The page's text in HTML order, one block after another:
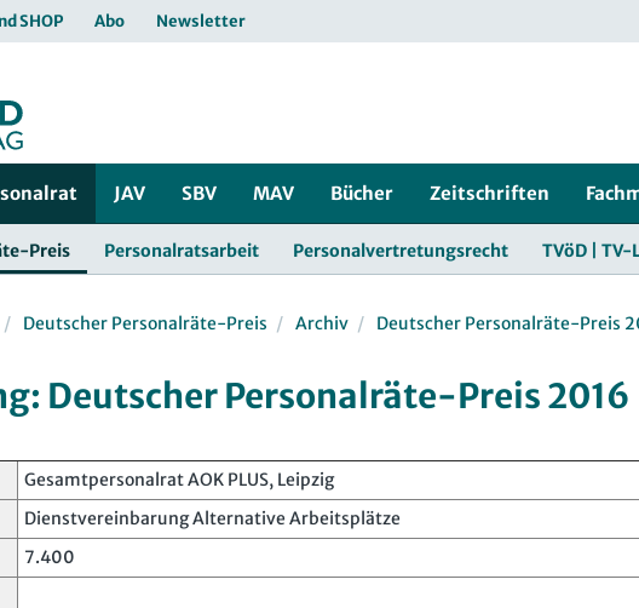
SHOP Abo Newsletter
JAV SBV MAV Bücher Zeitschriften
Preis Personalratsarbeit Personalvertretungsrecht TVöD | TV-L
Deutscher Personalräte-Preis Archiv Deutscher Personalräte-Preis
Deutscher Personalräte-Preis 2016
Gesamtpersonalrat AOK PLUS, Leipzig
Dienstvereinbarung Alternative Arbeitsplätze
7.400